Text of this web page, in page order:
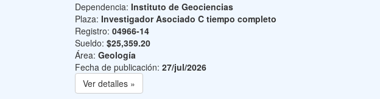
Dependencia: Instituto de Geociencias
Plaza: Investigador Asociado C tiempo completo
Registro: 04966-14
Sueldo: $25,359.20
Área: Geología
Fecha de publicación: 27/jul/2026
Ver detalles »